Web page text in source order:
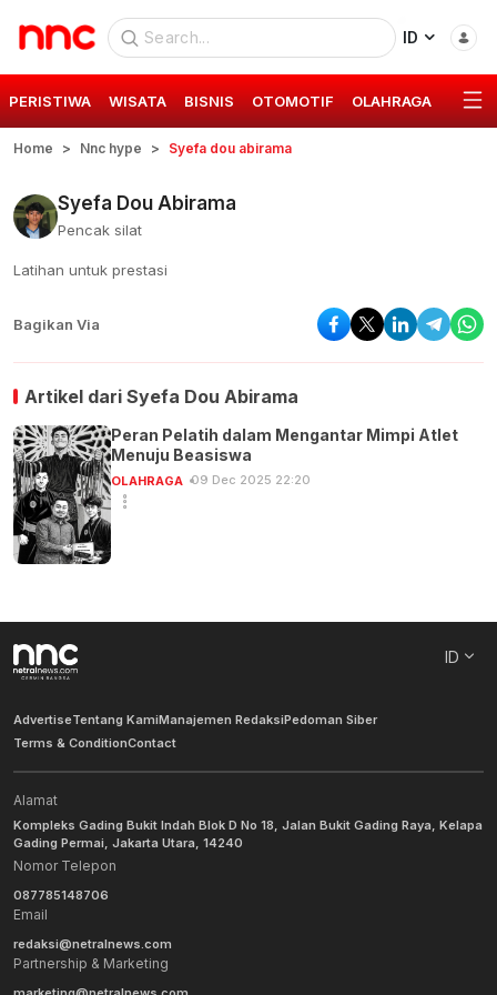
ID
PERISTIWA WISATA BISNIS OTOMOTIF OLAHRAGA GAYA
Home Nnc hype Syefa dou abirama
Syefa Dou Abirama
Pencak silat
Latihan untuk prestasi
Bagikan Via
Artikel dari Syefa Dou Abirama
Peran Pelatih dalam Mengantar Mimpi Atlet
Menuju Beasiswa
OLAHRAGA 09 Dec 2025 22:20
ID
AdvertiseTentang KamiManajemen RedaksiPedoman Siber
Terms & ConditionContact
Alamat
Kompleks Gading Bukit Indah Blok D No 18, Jalan Bukit Gading Raya, Kelapa
Gading Permai, Jakarta Utara, 14240
Nomor Telepon
087785148706
Email
redaksi@netralnews.com
Partnership & Marketing